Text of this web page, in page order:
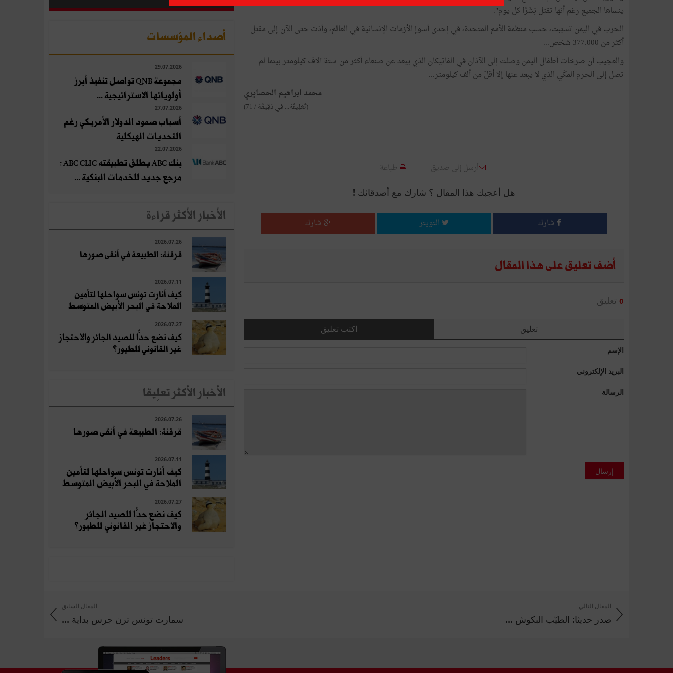
ينساها الجميع رغم أنها تقتل بَشَرًا كل يوم".
الحرب في اليمن تسبّبت، حسب منظمة الأمم المتحدة، في إحدى أسوإ الأزمات الإنسانية في العالم، وأدّت حتى الآن إلى مقتل
أكثر من 377.000 شخص...
والعجيب أن صرخات أطفال اليمن وصلت إلى الآذان في الفاتيكان الذي يبعد عن صنعاء أكثر من ستة آلاف كيلومتر بينما لم
تصل إلى الحرم المكّي الذي لا يبعد عنها إلا أقلّ من ألف كيلومتر...
محمد ابراهيم الحصايري
(تَعْلِيقَهْ... في دَقِيقَهْ / 71)
أرسل إلى صديق طباعة
هل أعجبك هذا المقال ؟ شارك مع أصدقائك !
شارك التويتر شارك
أضف تعليق على هذا المقال
0 تعليق
اكتب تعليق تعليق
الإسم
البريد الإلكتروني
الرسالة
إرسال
أصداء المؤسسات
29.07.2026
مجموعة QNB تواصل تنفيذ أبرز
أولوياتها الاستراتيجية ...
27.07.2026
أسباب صمود الدولار الأمريكي رغم
التحديات الهيكلية
22.07.2026
بنك ABC يطلق تطبيقته ABC CLIC :
مرجع جديد للخدمات البنكية ...
الأخبار الأكثر قراءة
2026.07.26
قرقنة: الطبيعة في أنقى صورها
2026.07.11
كيف أنارت تونس سواحلها لتأمين
الملاحة في البحر الأبيض المتوسط
2026.07.27
كيف نضع حدًّا للصيد الجائر والاحتجاز
غير القانوني للطيور؟
الأخبار الأكثر تعلِيقا
2026.07.26
قرقنة: الطبيعة في أنقى صورها
2026.07.11
كيف أنارت تونس سواحلها لتأمين
الملاحة في البحر الأبيض المتوسط
2026.07.27
كيف نضع حدًّا للصيد الجائر
والاحتجاز غير القانوني للطيور؟
المقال السابق
سمارت تونس ترن جرس بداية ...
المقال التالي
صدر حديثا: الطيّب البكوش ...